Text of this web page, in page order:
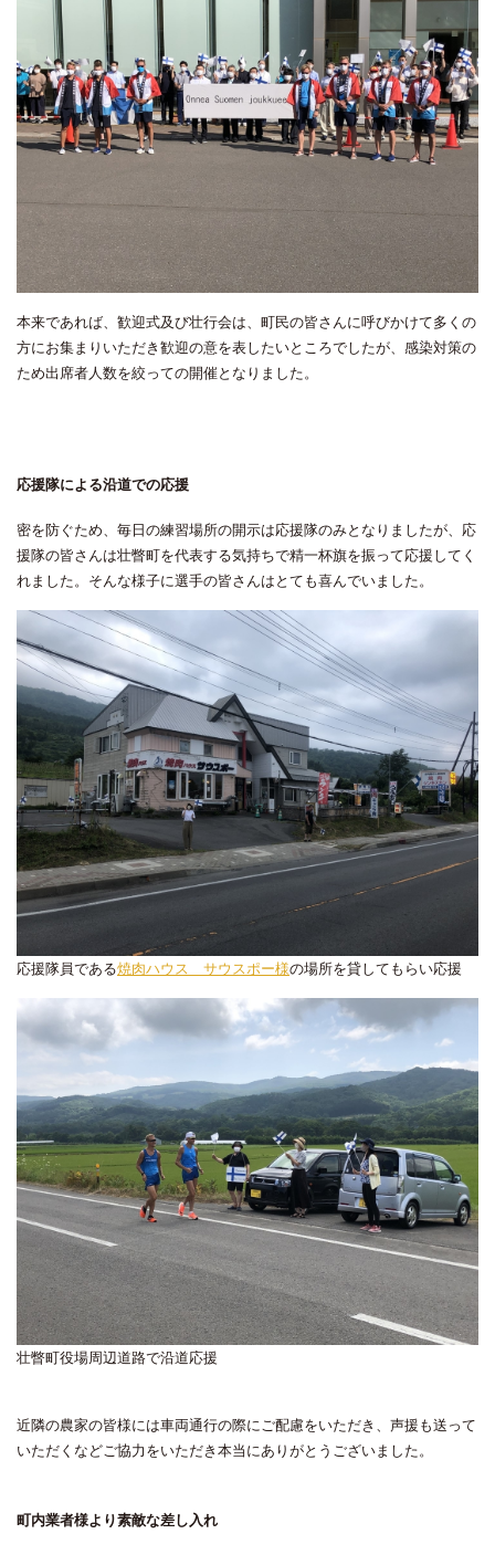
本来であれば、歓迎式及び壮行会は、町民の皆さんに呼びかけて多くの
方にお集まりいただき歓迎の意を表したいところでしたが、感染対策の
ため出席者人数を絞っての開催となりました。
応援隊による沿道での応援
密を防ぐため、毎日の練習場所の開示は応援隊のみとなりましたが、応
援隊の皆さんは壮瞥町を代表する気持ちで精一杯旗を振って応援してく
れました。そんな様子に選手の皆さんはとても喜んでいました。
応援隊員である焼肉ハウス サウスポー様の場所を貸してもらい応援
壮瞥町役場周辺道路で沿道応援
近隣の農家の皆様には車両通行の際にご配慮をいただき、声援も送って
いただくなどご協力をいただき本当にありがとうございました。
町内業者様より素敵な差し入れ